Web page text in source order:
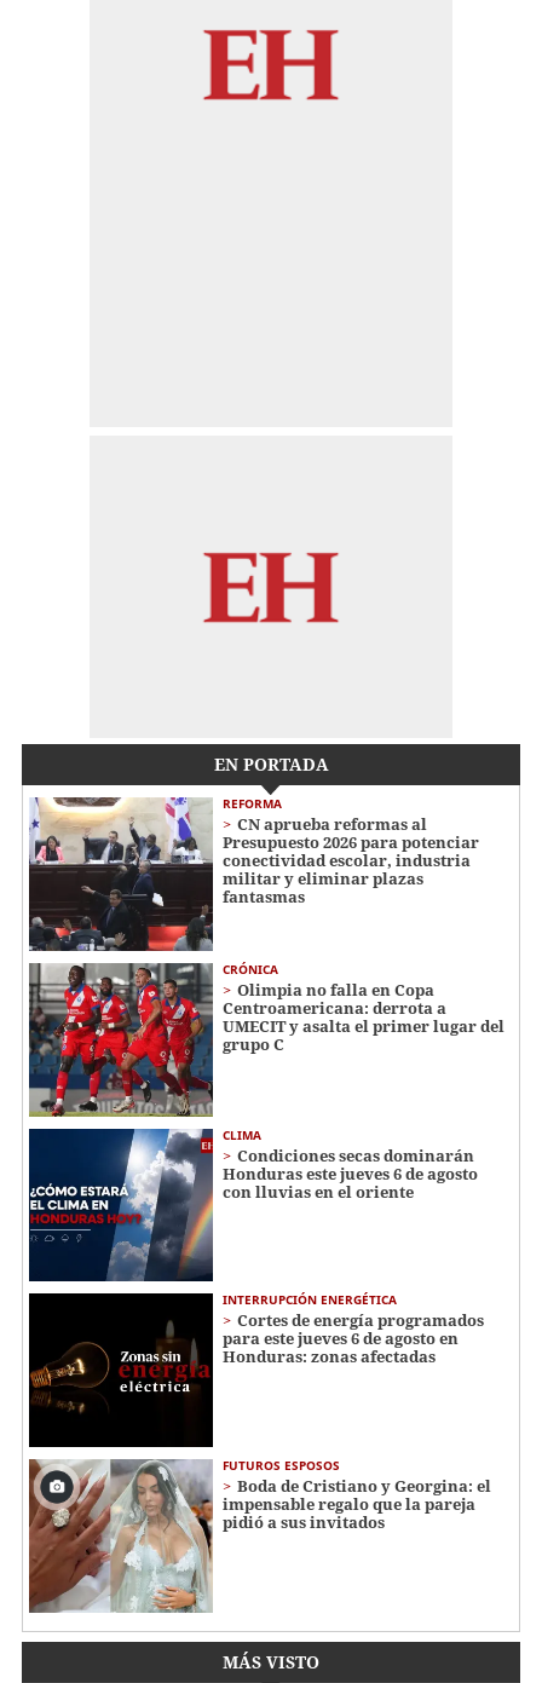
EN PORTADA
REFORMA
CN aprueba reformas al
Presupuesto 2026 para potenciar
conectividad escolar, industria
militar y eliminar plazas
fantasmas
CRÓNICA
Olimpia no falla en Copa
Centroamericana: derrota a
UMECIT y asalta el primer lugar del
grupo C
CLIMA
Condiciones secas dominarán
Honduras este jueves 6 de agosto
con lluvias en el oriente
INTERRUPCIÓN ENERGÉTICA
Cortes de energía programados
para este jueves 6 de agosto en
Honduras: zonas afectadas
FUTUROS ESPOSOS
Boda de Cristiano y Georgina: el
impensable regalo que la pareja
pidió a sus invitados
MÁS VISTO